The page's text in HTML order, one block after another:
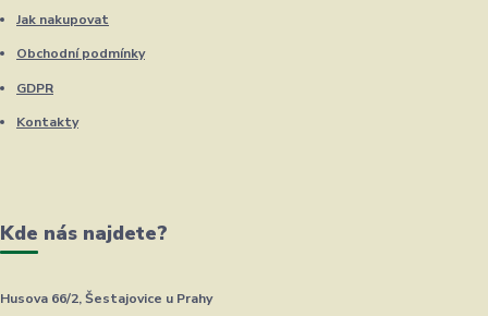
Jak nakupovat
Obchodní podmínky
GDPR
Kontakty
Kde nás najdete?
Husova 66/2, Šestajovice u Prahy